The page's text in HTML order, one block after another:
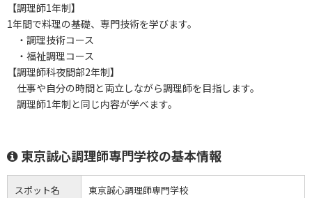
【調理師1年制】
1年間で料理の基礎、専門技術を学びます。
・調理技術コース
・福祉調理コース
【調理師科夜間部2年制】
仕事や自分の時間と両立しながら調理師を目指します。
調理師1年制と同じ内容が学べます。
東京誠心調理師専門学校の基本情報
スポット名 東京誠心調理師専門学校